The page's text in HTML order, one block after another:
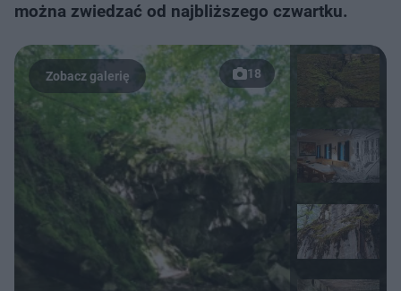
można zwiedzać od najbliższego czwartku.
18